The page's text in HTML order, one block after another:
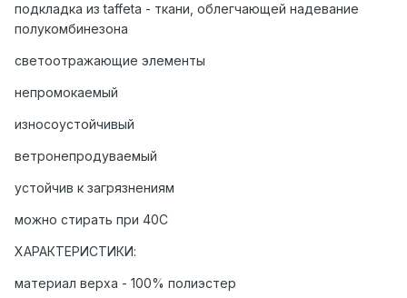
подкладка из taffeta - ткани, облегчающей надевание
полукомбинезона
светоотражающие элементы
непромокаемый
износоустойчивый
ветронепродуваемый
устойчив к загрязнениям
можно стирать при 40С
ХАРАКТЕРИСТИКИ:
материал верха - 100% полиэстер